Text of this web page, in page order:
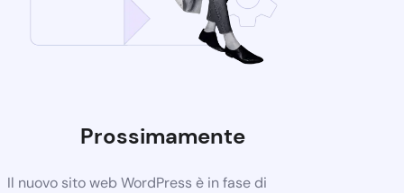
Prossimamente
Il nuovo sito web WordPress è in fase di